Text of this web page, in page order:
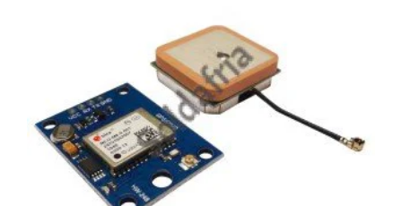
Módulos SMD (Surface Mount Device):
para montagem superficial em placas de circuito
impresso (PCBs), ideais para aplicações que exigem
miniaturização e alta densidade de componentes. São
soldados diretamente na placa. A Soldafria oferece uma
ampla gama de opções SMD para atender às suas
necessidades de projetos compactos.
Módulos PTH/THT (Through-Hole Technology):
Com terminais que passam através do furo na placa de